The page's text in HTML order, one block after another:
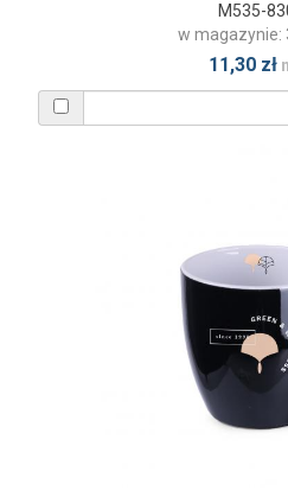
M535-
w magazynie:
11,30 zł